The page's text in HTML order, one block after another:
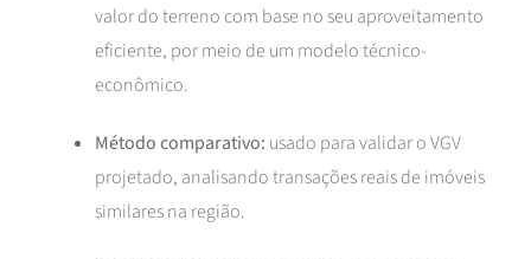
valor do terreno com base no seu aproveitamento
eficiente, por meio de um modelo técnico-
econômico.
Método comparativo: usado para validar o VGV
projetado, analisando transações reais de imóveis
similares na região.